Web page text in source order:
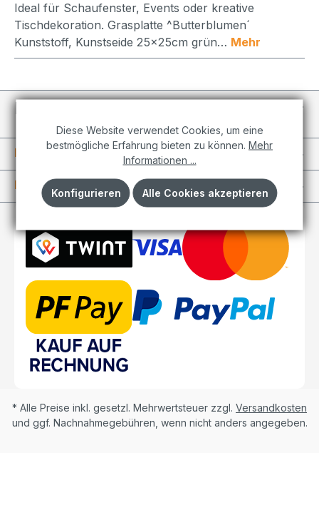
Ideal für Schaufenster, Events oder kreative
Tischdekoration. Grasplatte ^Butterblumen´
Kunststoff, Kunstseide 25x25cm grün… Mehr
Individuelle Projekte
Informationen
Kundenkonto
* Alle Preise inkl. gesetzl. Mehrwertsteuer zzgl. Versandkosten
und ggf. Nachnahmegebühren, wenn nicht anders angegeben.
Diese Website verwendet Cookies, um eine
bestmögliche Erfahrung bieten zu können. Mehr
Informationen ...
Konfigurieren Alle Cookies akzeptieren